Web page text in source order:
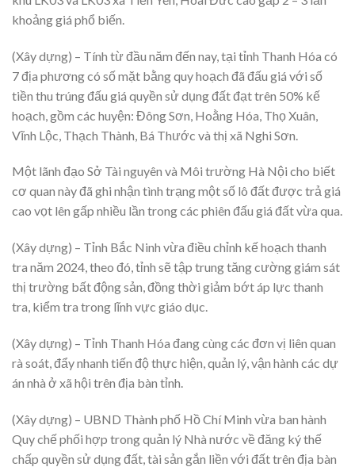
khoảng giá phổ biến.
(Xây dựng) – Tính từ đầu năm đến nay, tại tỉnh Thanh Hóa có
7 địa phương có số mặt bằng quy hoạch đã đấu giá với số
tiền thu trúng đấu giá quyền sử dụng đất đạt trên 50% kế
hoạch, gồm các huyện: Đông Sơn, Hoằng Hóa, Thọ Xuân,
Vĩnh Lộc, Thạch Thành, Bá Thước và thị xã Nghi Sơn.
Một lãnh đạo Sở Tài nguyên và Môi trường Hà Nội cho biết
cơ quan này đã ghi nhận tình trạng một số lô đất được trả giá
cao vọt lên gấp nhiều lần trong các phiên đấu giá đất vừa qua.
(Xây dựng) – Tỉnh Bắc Ninh vừa điều chỉnh kế hoạch thanh
tra năm 2024, theo đó, tỉnh sẽ tập trung tăng cường giám sát
thị trường bất động sản, đồng thời giảm bớt áp lực thanh
tra, kiểm tra trong lĩnh vực giáo dục.
(Xây dựng) – Tỉnh Thanh Hóa đang cùng các đơn vị liên quan
rà soát, đẩy nhanh tiến độ thực hiện, quản lý, vận hành các dự
án nhà ở xã hội trên địa bàn tỉnh.
(Xây dựng) – UBND Thành phố Hồ Chí Minh vừa ban hành
Quy chế phối hợp trong quản lý Nhà nước về đăng ký thế
chấp quyền sử dụng đất, tài sản gắn liền với đất trên địa bàn